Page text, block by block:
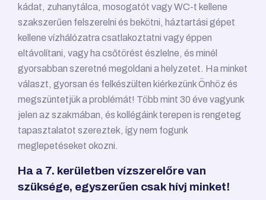
kádat, zuhanytálca, mosogatót vagy WC-t kellene
szakszerűen felszerelni és bekötni, háztartási gépet
kellene vízhálózatra csatlakoztatni vagy éppen
eltávolítani, vagy ha csőtörést észlelne, és minél
gyorsabban szeretné megoldani a helyzetet. Ha minket
választ, gyorsan és felkészülten kiérkezünk Önhöz és
megszüntetjük a problémát! Több mint 30 éve vagyunk
jelen az szakmában, és kollégáink terepen is rengeteg
tapasztalatot szereztek, így nem fogunk
meglepetéseket okozni.
Ha a 7. kerületben vízszerelőre van
szüksége, egyszerűen csak hívj minket!